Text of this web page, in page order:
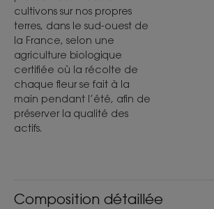
Avantage de la texture
Une crème à la texture légère qui
dans la peau des nourrissons pour
la protéger.
Senteur du contenu
Parfum délicat, frais et léger
Composition détaillée
cultivons sur nos propres
terres, dans le sud-ouest de
la France, selon une
agriculture biologique
certifiée où la récolte de
chaque fleur se fait à la
main pendant l’été, afin de
préserver la qualité des
actifs.